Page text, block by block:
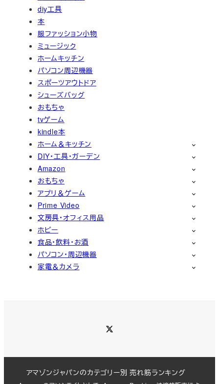
diy工具
本
服ファッション小物
ミュージック
ホームキッチン
パソコン周辺機器
スポーツアウトドア
シューズバッグ
おもちゃ
tvゲーム
kindle本
ホーム＆キッチン
DIY・工具・ガーデン
Amazon
おもちゃ
アプリ＆ゲーム
Prime Video
文房具・オフィス用品
ホビー
食品・飲料・お酒
パソコン・周辺機器
家電＆カメラ
アマゾンジャパンのカテゴリー別 売れ筋ランキング